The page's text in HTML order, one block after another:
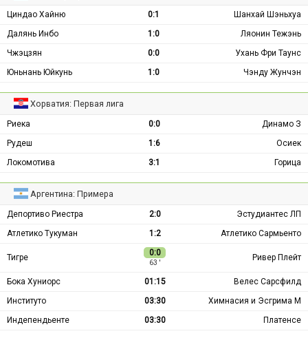
Циндао Хайню 0:1
Шанхай Шэньхуа
Далянь Инбо
1:0
Ляонин Тежэнь
Чжэцзян
0:0
Ухань Фри Таунс
Юньнань Юйкунь
1:0 Чэнду Жунчэн
Хорватия: Первая лига
Риека 0:0
Динамо З
Рудеш
1:6
Осиек
Локомотива
3:1 Горица
Аргентина: Примера
Депортиво Риестра 2:0
Эстудиантес ЛП
Атлетико Тукуман
1:2 Атлетико Сармьенто
Тигре 0:0
63 ′
Ривер Плейт
Бока Хуниорс 01:15
Велес Сарсфилд
Институто
03:30
Химнасия и Эсгрима М
Индепендьенте
03:30 Платенсе